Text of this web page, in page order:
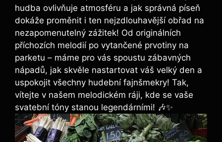
hudba ovlivňuje atmosféru a jak správná píseň
dokáže proměnit i ten nejzdlouhavější obřad na
nezapomenutelný zážitek! Od originálních
příchozích melodií po vytančené prvotiny na
parketu – máme pro vás spoustu zábavných
nápadů, jak skvěle nastartovat váš velký den a
uspokojit všechny hudební fajnšmekry! Tak,
vítejte v našem melodickém ráji, kde se vaše
svatební tóny stanou legendárními! 🎶✨